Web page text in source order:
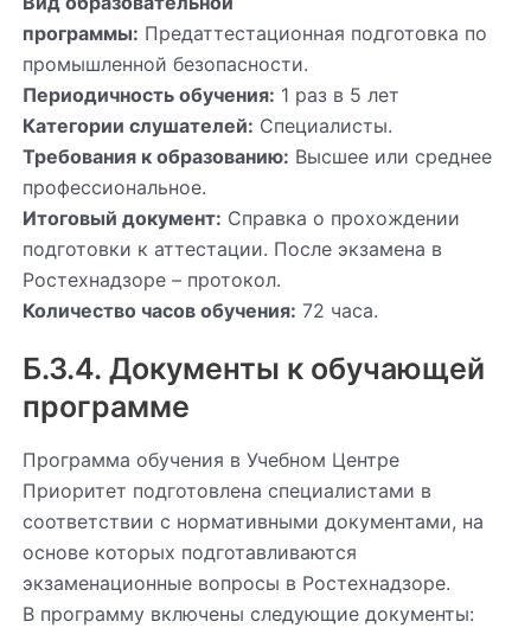
программы: Предаттестационная подготовка по
промышленной безопасности.
Периодичность обучения: 1 раз в 5 лет
Категории слушателей: Специалисты.
Требования к образованию: Высшее или среднее
профессиональное.
Итоговый документ: Справка о прохождении
подготовки к аттестации. После экзамена в
Ростехнадзоре – протокол.
Количество часов обучения: 72 часа.
Б.3.4. Документы к обучающей
программе
Программа обучения в Учебном Центре
Приоритет подготовлена специалистами в
соответствии с нормативными документами, на
основе которых подготавливаются
экзаменационные вопросы в Ростехнадзоре.
В программу включены следующие документы: